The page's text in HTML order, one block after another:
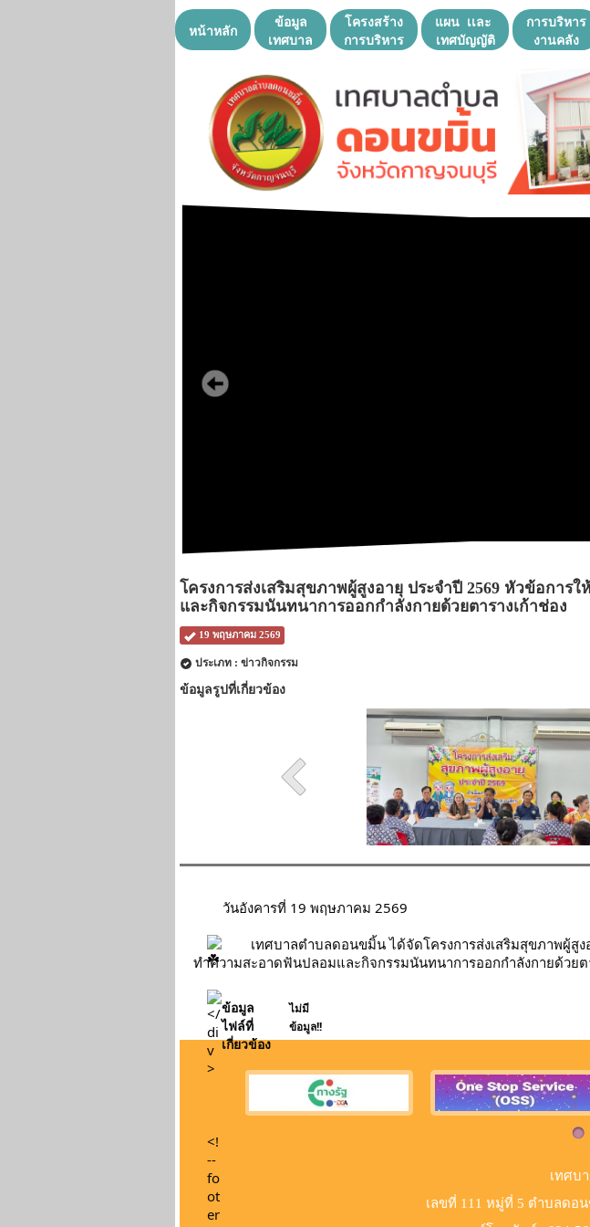
หน้าหลัก
ข้อมูล
เทศบาล
โครงสร้าง
การบริหาร
แผน เเละ
เทศบัญญัติ
การบริหาร
งานคลัง
โครงการส่งเสริมสุขภาพผู้สูงอายุ ประจำปี 2569 หัวข้อกา
และกิจกรรมนันทนาการออกกำลังกายด้วยตารางเก้าช่อง
19 พฤษภาคม 2569
ประเภท : ข่าวกิจกรรม
ข้อมูลรูปที่เกี่ยวข้อง
	วันอังคารที่ 19 พฤษภาคม 2569
เทศบาลตำบลดอนขมิ้น ได้จัดโครงการส่งเสริมสุขภาพผู้สู
ทำความสะอาดฟันปลอมและกิจกรรมนันทนาการออกกำลังกายด้วยต
ข้อมูล
ไฟล์ที่
เกี่ยวข้อง
ไม่มี
ข้อมูล!!
เทศบ
เลขที่ 111 หมู่ที่ 5 ตำบลดอ